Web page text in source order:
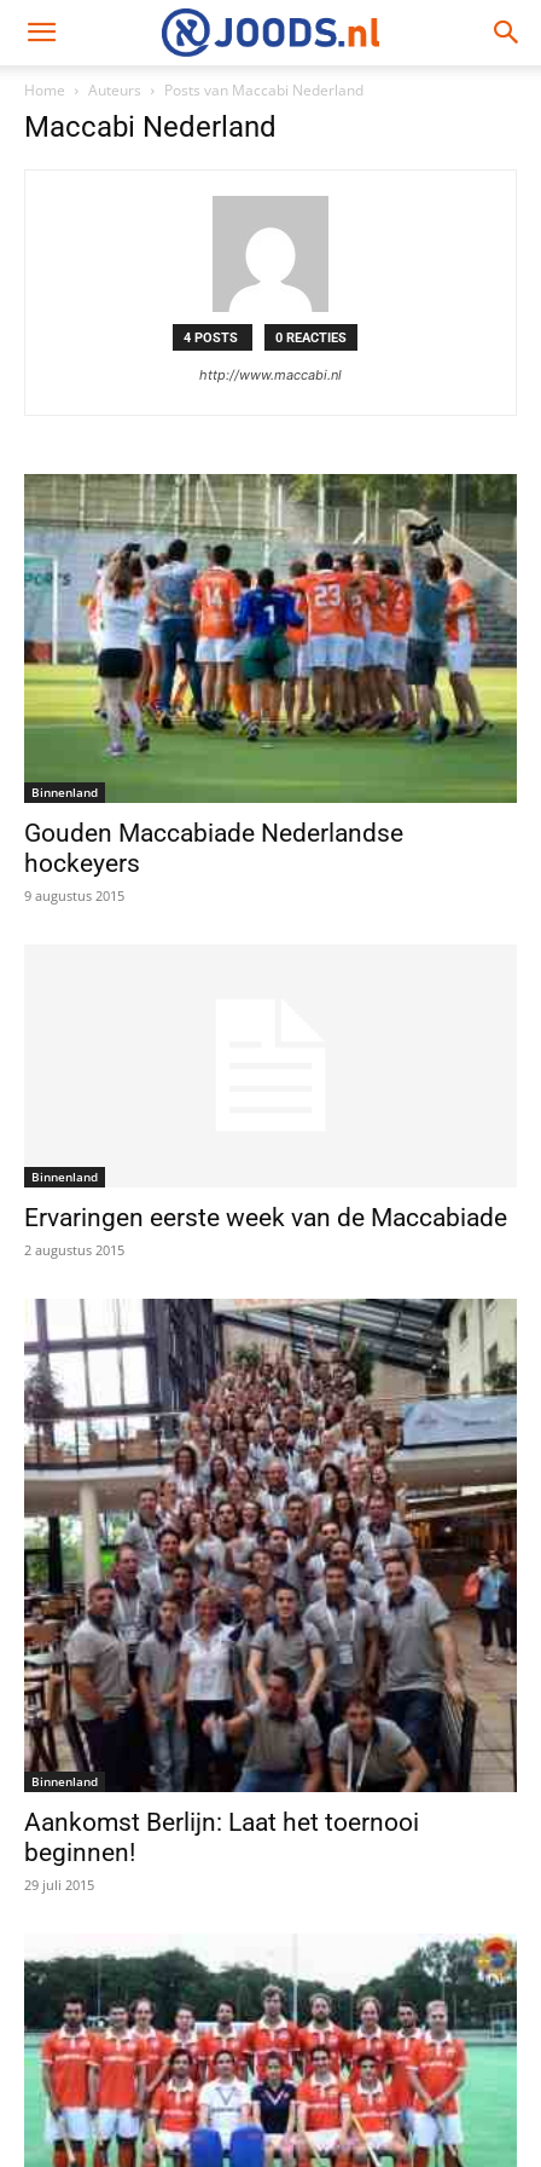
Home Auteurs Posts van Maccabi Nederland
Maccabi Nederland
4 POSTS 0 REACTIES
http://www.maccabi.nl
Binnenland
Gouden Maccabiade Nederlandse
hockeyers
9 augustus 2015
Binnenland
Ervaringen eerste week van de Maccabiade
2 augustus 2015
Binnenland
Aankomst Berlijn: Laat het toernooi
beginnen!
29 juli 2015